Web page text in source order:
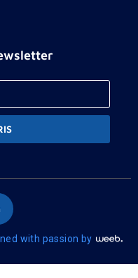
with passion by